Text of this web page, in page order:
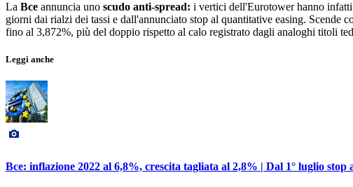
La Bce annuncia uno scudo anti-spread: i vertici dell'Eurotower hanno
giorni dai rialzi dei tassi e dall'annunciato stop al quantitative easing. Scende
fino al 3,872%, più del doppio rispetto al calo registrato dagli analoghi titoli
Leggi anche
Bce: inflazione 2022 al 6,8%, crescita tagliata al 2,8% | Dal 1° luglio stop